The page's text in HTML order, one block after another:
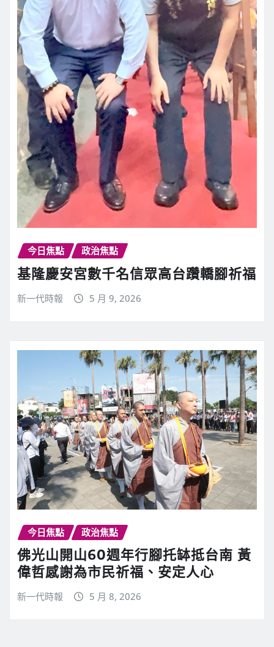
今日焦點 政治焦點
基隆慶安宮數千名信眾高台躦轎腳祈福
新一代時報 5 月 9, 2026
今日焦點 政治焦點
佛光山開山60週年行腳托缽抵台南 黃
偉哲感謝為市民祈福、安定人心
新一代時報 5 月 8, 2026